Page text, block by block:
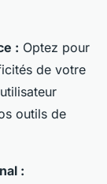
: Optez pour
de votre
outils de
: